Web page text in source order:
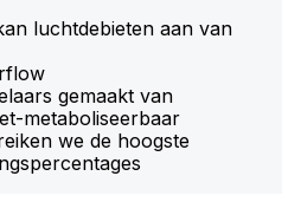
luchtdebieten aan van
gemaakt van
metaboliseerbaar
we de hoogste